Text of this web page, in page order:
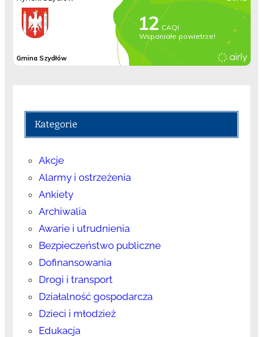
Kategorie
Akcje
Alarmy i ostrzeżenia
Ankiety
Archiwalia
Awarie i utrudnienia
Bezpieczeństwo publiczne
Dofinansowania
Drogi i transport
Działalność gospodarcza
Dzieci i młodzież
Edukacja